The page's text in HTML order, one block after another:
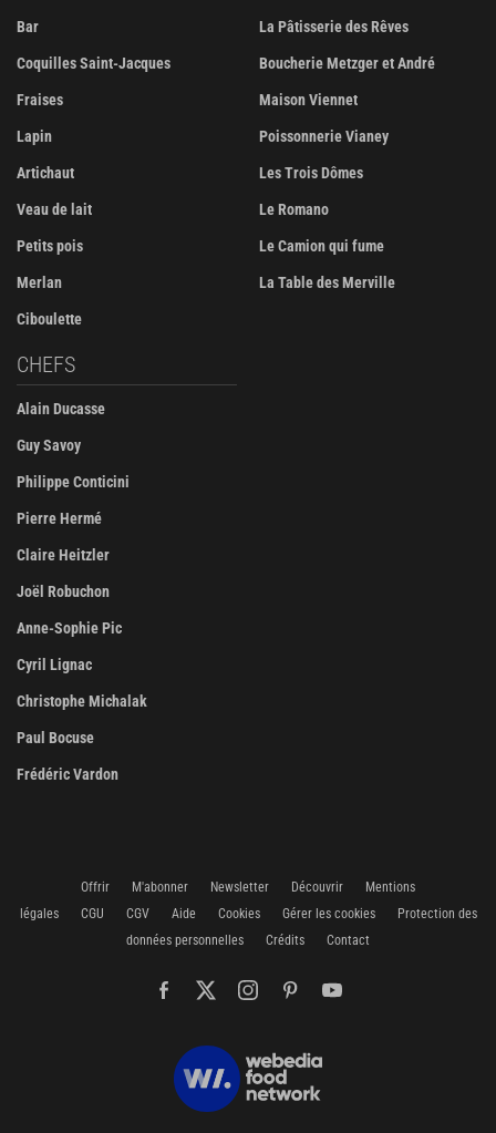
Bar
Coquilles Saint-Jacques
Fraises
Lapin
Artichaut
Veau de lait
Petits pois
Merlan
Ciboulette
La Pâtisserie des Rêves
Boucherie Metzger et André
Maison Viennet
Poissonnerie Vianey
Les Trois Dômes
Le Romano
Le Camion qui fume
La Table des Merville
CHEFS
Alain Ducasse
Guy Savoy
Philippe Conticini
Pierre Hermé
Claire Heitzler
Joël Robuchon
Anne-Sophie Pic
Cyril Lignac
Christophe Michalak
Paul Bocuse
Frédéric Vardon
Offrir M'abonner Newsletter Découvrir
Mentions
légales
CGU CGV Aide Cookies Gérer les cookies
Protection des
données personnelles
Crédits Contact